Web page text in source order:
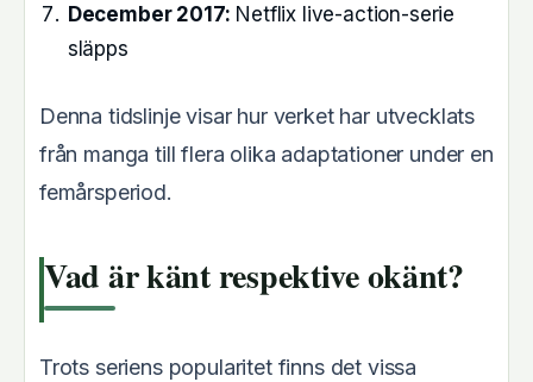
December 2017: Netflix live-action-serie
släpps
Denna tidslinje visar hur verket har utvecklats
från manga till flera olika adaptationer under en
femårsperiod.
Vad är känt respektive okänt?
Trots seriens popularitet finns det vissa